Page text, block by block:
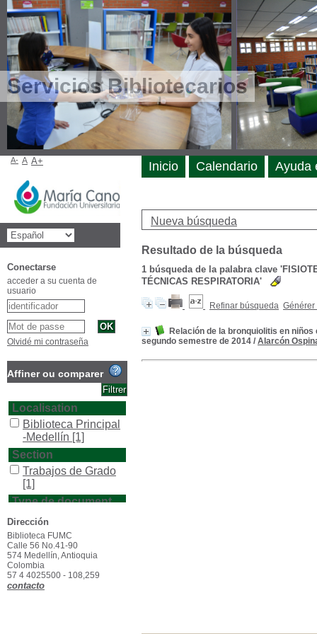
Servicios Bibliotecarios
Nueva búsqueda
Resultado de la búsqueda
1 búsqueda de la palabra clave
TÉCNICAS RESPIRATORIA'
Refinar búsqueda Générer
Relación de la bronquiolitis en
segundo semestre de 2014 / Alarcón
Inicio Calendario Ayuda
A- A A+
Conectarse
acceder a su cuenta de
usuario
Olvidé mi contraseña
Affiner ou comparer
Localisation
Biblioteca Principal
-Medellín [1]
Section
Trabajos de Grado
[1]
Type de document
texto impreso
Dirección
Biblioteca FUMC
Calle 56 No.41-90
574 Medellín, Antioquia
Colombia
57 4 4025500 - 108,259
contacto